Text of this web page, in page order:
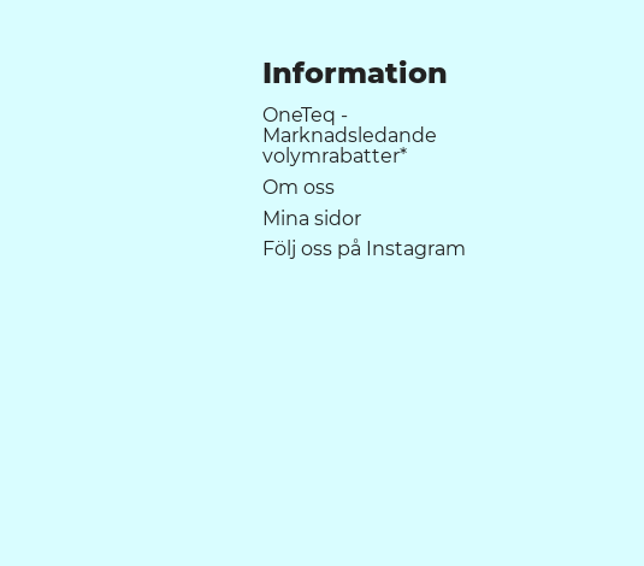
Information
OneTeq -
Marknadsledande
volymrabatter*
Om oss
Mina sidor
Följ oss på Instagram